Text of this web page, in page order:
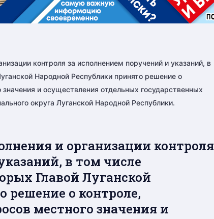
контроля за исполнением поручений и указаний, в
Народной Республики принято решение о
и осуществления отдельных государственных
округа Луганской Народной Республики.
и организации контроля
в том числе
Главой Луганской
решение о контроле,
местного значения и